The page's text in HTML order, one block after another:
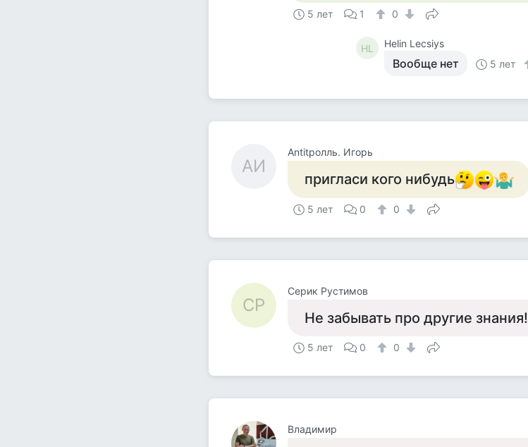
5 лет 1 0
HL Helin Lecsiys
Вообще нет 5 лет
AИ
Antitролль. Игорь
пригласи кого нибудь
5 лет 0 0
СР
Серик Рустимов
Не забывать про другие знания!
5 лет 0 0
Владимир